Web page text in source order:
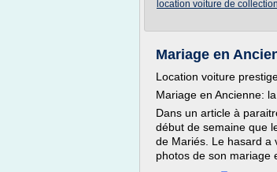
location voiture de
Mariage en
Location voiture
Mariage en Ancienne:
Dans un article à
début de semaine que
de Mariés. Le hasard a
photos de son mariage